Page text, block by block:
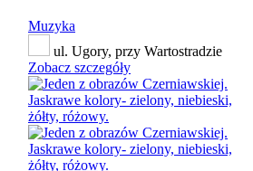
Muzyka
ul. Ugory, przy Wartostradzie
Zobacz szczegóły